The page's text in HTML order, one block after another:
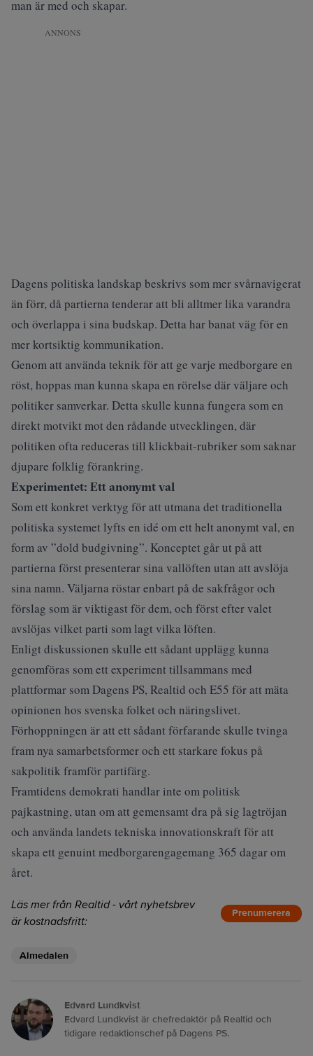
man är med och skapar.
ANNONS
Dagens politiska landskap beskrivs som mer svårnavigerat
än förr, då partierna tenderar att bli alltmer lika varandra
och överlappa i sina budskap. Detta har banat väg för en
mer kortsiktig kommunikation.
Genom att använda teknik för att ge varje medborgare en
röst, hoppas man kunna skapa en rörelse där väljare och
politiker samverkar. Detta skulle kunna fungera som en
direkt motvikt mot den rådande utvecklingen, där
politiken ofta reduceras till klickbait-rubriker som saknar
djupare folklig förankring.
Experimentet: Ett anonymt val
Som ett konkret verktyg för att utmana det traditionella
politiska systemet lyfts en idé om ett helt anonymt val, en
form av ”dold budgivning”. Konceptet går ut på att
partierna först presenterar sina vallöften utan att avslöja
sina namn. Väljarna röstar enbart på de sakfrågor och
förslag som är viktigast för dem, och först efter valet
avslöjas vilket parti som lagt vilka löften.
Enligt diskussionen skulle ett sådant upplägg kunna
genomföras som ett experiment tillsammans med
plattformar som Dagens PS, Realtid och E55 för att mäta
opinionen hos svenska folket och näringslivet.
Förhoppningen är att ett sådant förfarande skulle tvinga
fram nya samarbetsformer och ett starkare fokus på
sakpolitik framför partifärg.
Framtidens demokrati handlar inte om politisk
pajkastning, utan om att gemensamt dra på sig lagtröjan
och använda landets tekniska innovationskraft för att
skapa ett genuint medborgarengagemang 365 dagar om
året.
Läs mer från Realtid - vårt nyhetsbrev
är kostnadsfritt:
Prenumerera
Almedalen
Edvard Lundkvist
Edvard Lundkvist är chefredaktör på Realtid och
tidigare redaktionschef på Dagens PS.